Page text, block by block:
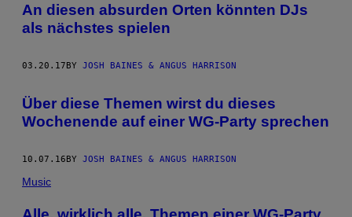
An diesen absurden Orten könnten DJs
als nächstes spielen
03.20.17BY JOSH BAINES & ANGUS HARRISON
Über diese Themen wirst du dieses
Wochenende auf einer WG-Party sprechen
10.07.16BY JOSH BAINES & ANGUS HARRISON
Music